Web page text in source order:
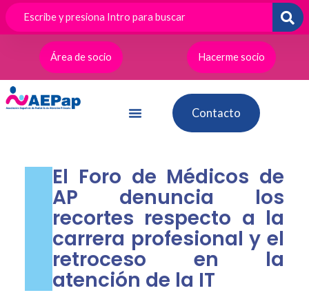
contenido
Área de socio
Hacerme socio
Contacto
El Foro de Médicos de
AP denuncia los
recortes respecto a la
carrera profesional y el
retroceso en la
atención de la IT